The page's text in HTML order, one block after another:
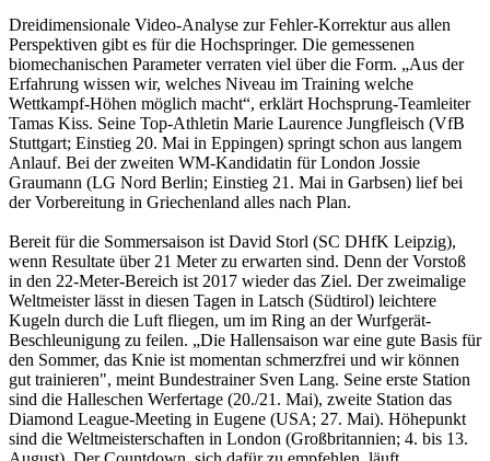
Dreidimensionale Video-Analyse zur Fehler-Korrektur aus allen
Perspektiven gibt es für die Hochspringer. Die gemessenen
biomechanischen Parameter verraten viel über die Form. „Aus der
Erfahrung wissen wir, welches Niveau im Training welche
Wettkampf-Höhen möglich macht“, erklärt Hochsprung-Teamleiter
Tamas Kiss. Seine Top-Athletin Marie Laurence Jungfleisch (VfB
Stuttgart; Einstieg 20. Mai in Eppingen) springt schon aus langem
Anlauf. Bei der zweiten WM-Kandidatin für London Jossie
Graumann (LG Nord Berlin; Einstieg 21. Mai in Garbsen) lief bei
der Vorbereitung in Griechenland alles nach Plan.
Bereit für die Sommersaison ist David Storl (SC DHfK Leipzig),
wenn Resultate über 21 Meter zu erwarten sind. Denn der Vorstoß
in den 22-Meter-Bereich ist 2017 wieder das Ziel. Der zweimalige
Weltmeister lässt in diesen Tagen in Latsch (Südtirol) leichtere
Kugeln durch die Luft fliegen, um im Ring an der Wurfgerät-
Beschleunigung zu feilen. „Die Hallensaison war eine gute Basis für
den Sommer, das Knie ist momentan schmerzfrei und wir können
gut trainieren", meint Bundestrainer Sven Lang. Seine erste Station
sind die Halleschen Werfertage (20./21. Mai), zweite Station das
Diamond League-Meeting in Eugene (USA; 27. Mai). Höhepunkt
sind die Weltmeisterschaften in London (Großbritannien; 4. bis 13.